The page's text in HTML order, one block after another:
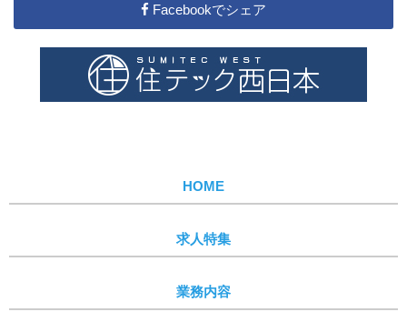
Facebookでシェア
HOME
求人特集
業務内容